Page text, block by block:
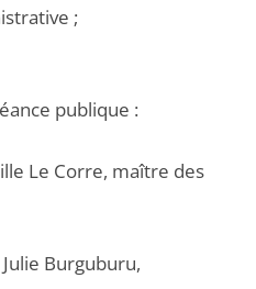
;
publique :
Le Corre, maître des
Burguburu,